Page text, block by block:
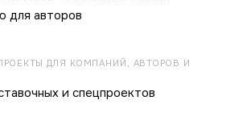
для авторов
ДЛЯ КОМПАНИЙ, АВТОРОВ И
и спецпроектов